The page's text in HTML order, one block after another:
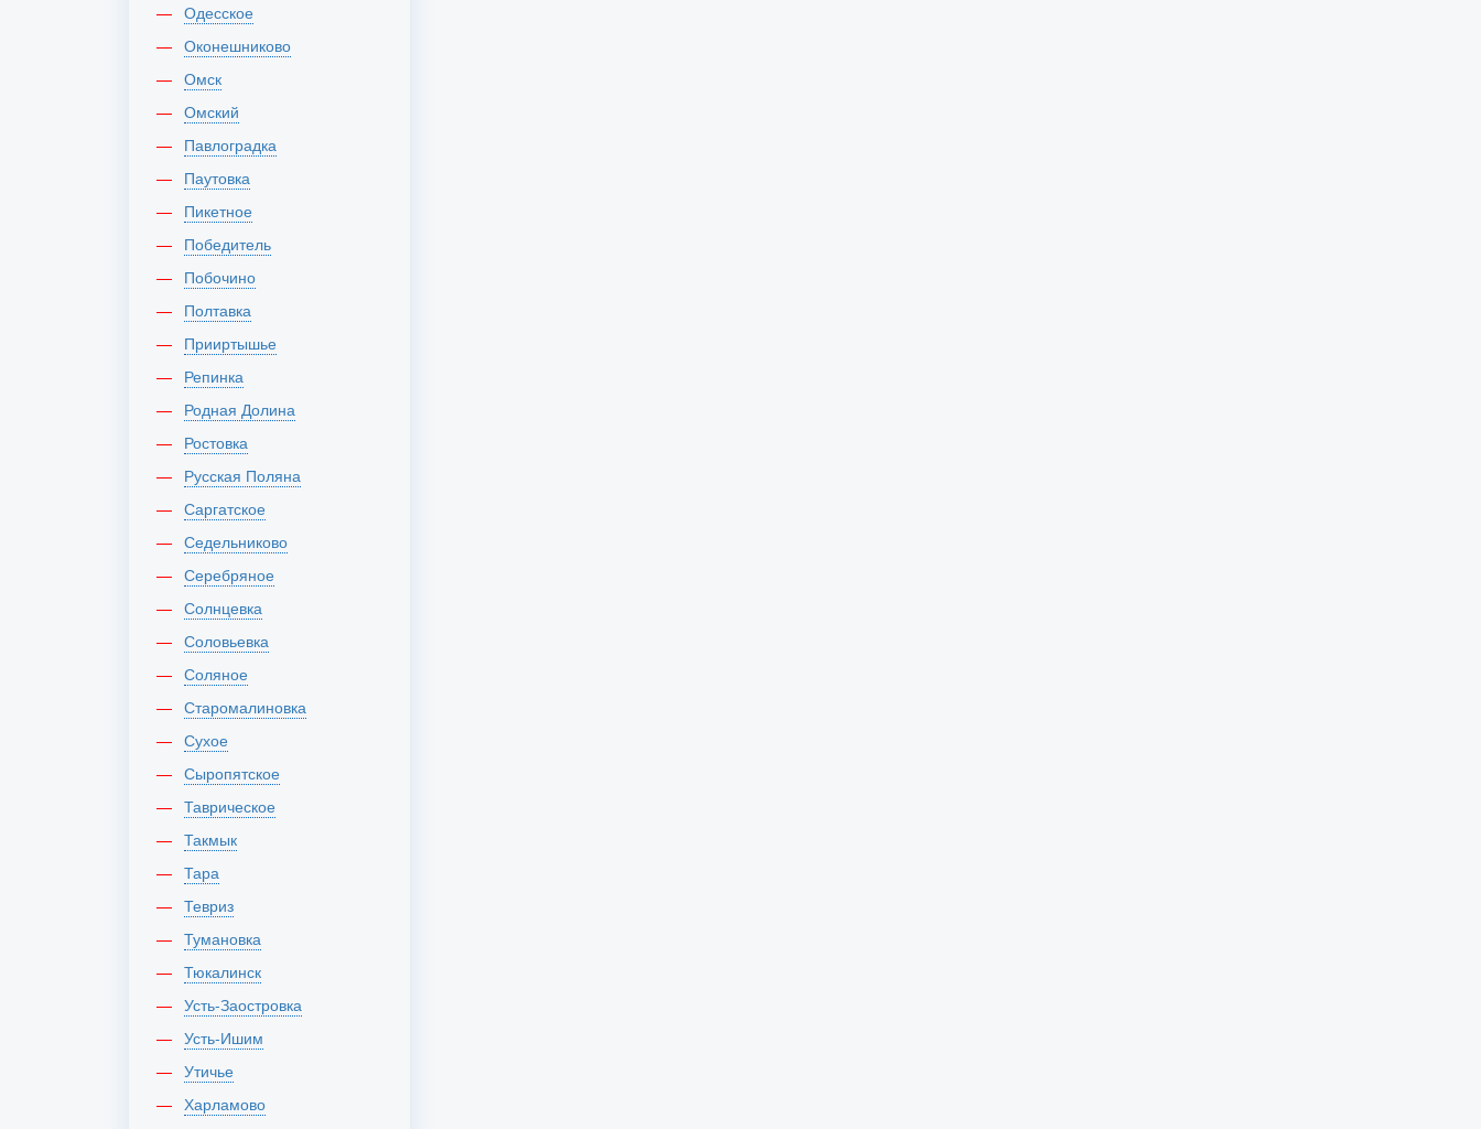
Одесское
Оконешниково
Омск
Омский
Павлоградка
Паутовка
Пикетное
Победитель
Побочино
Полтавка
Прииртышье
Репинка
Родная Долина
Ростовка
Русская Поляна
Саргатское
Седельниково
Серебряное
Солнцевка
Соловьевка
Соляное
Старомалиновка
Сухое
Сыропятское
Таврическое
Такмык
Тара
Тевриз
Тумановка
Тюкалинск
Усть-Заостровка
Усть-Ишим
Утичье
Харламово